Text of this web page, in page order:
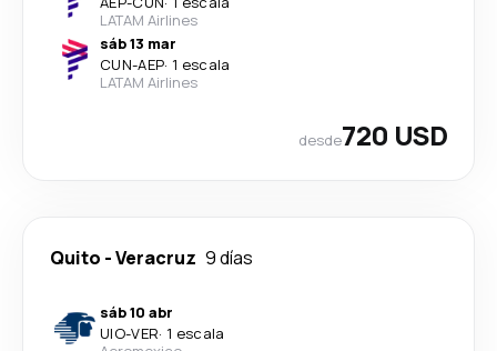
LATAM Airlines
sáb 13 mar
CUN-AEP· 1 escala
LATAM Airlines
desde720 USD
Quito -Veracruz 9 días
sáb 10 abr
UIO-VER· 1 escala